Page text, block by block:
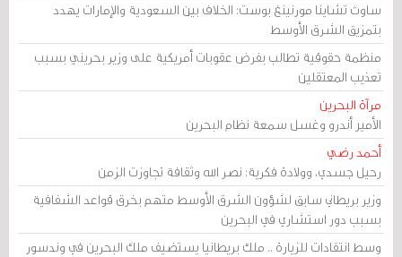
ساوث تشاينا مورنينغ بوست: الخلاف بين السعودية والإمارات يهدد
بتمزيق الشرق الأوسط
منظمة حقوقية تطالب بفرض عقوبات أمريكية على وزير بحريني بسبب
تعذيب المعتقلين
مرآة البحرين
الأمير أندرو وغسل سمعة نظام البحرين
أحمد رضي
رحيل جسدي، وولادة فكرية: نصر الله وثقافة تجاوزت الزمن
وزير بريطاني سابق لشؤون الشرق الأوسط متهم بخرق قواعد الشفافية
بسبب دور استشاري في البحرين
وسط انتقادات للزيارة .. ملك بريطانيا يستضيف ملك البحرين في وندسور